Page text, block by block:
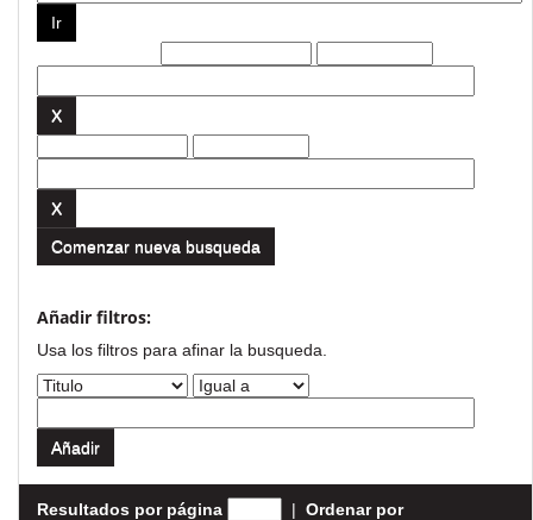
Comenzar nueva busqueda
Añadir filtros:
Usa los filtros para afinar la busqueda.
Resultados por página | Ordenar por